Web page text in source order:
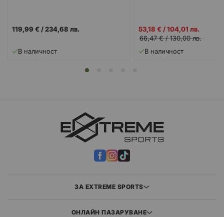
119,99 € /234,68 лв.
В наличност
Промо
цена
53,18 € /104,01 лв.
66,47 €/130,00 лв.
В наличност
ЗА EXTREME SPORTS
ОНЛАЙН ПАЗАРУВАНЕ